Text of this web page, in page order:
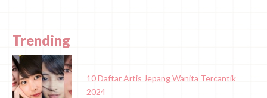
Trending
10 Daftar Artis Jepang Wanita Tercantik
2024